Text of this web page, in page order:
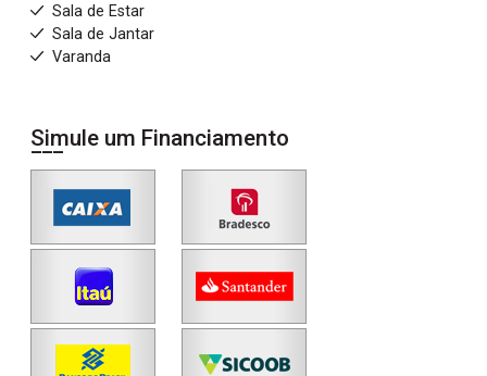
Sala de Estar
Sala de Jantar
Varanda
Simule um Financiamento